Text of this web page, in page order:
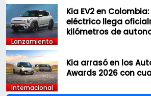
Lanzamiento
Kia EV2 en
eléctrico llega
kilómetros de
Internacional
Kia arrasó en los
Awards 2026 con